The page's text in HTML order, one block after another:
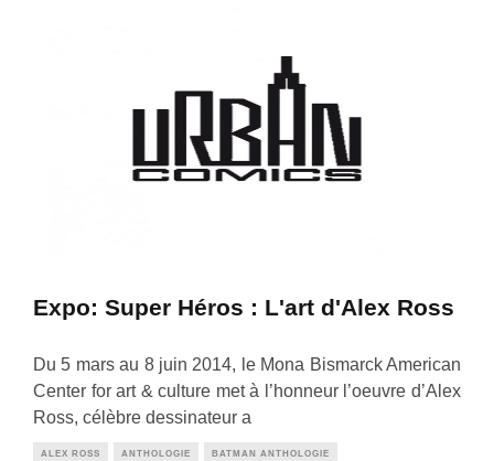
Expo: Super Héros : L'art d'Alex Ross
Du 5 mars au 8 juin 2014, le Mona Bismarck American
Center for art & culture met à l’honneur l’oeuvre d’Alex
Ross, célèbre dessinateur a
ALEX ROSS ANTHOLOGIE BATMAN ANTHOLOGIE